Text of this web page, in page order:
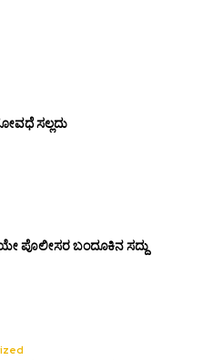
ಸಲ್ಲದು
ಪೊಲೀಸರ ಬಂದೂಕಿನ ಸದ್ದು